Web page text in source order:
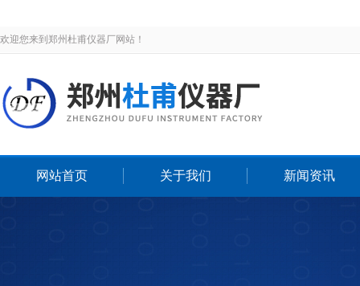
欢迎您来到郑州杜甫仪器厂网站！
网站首页 关于我们 新闻资讯